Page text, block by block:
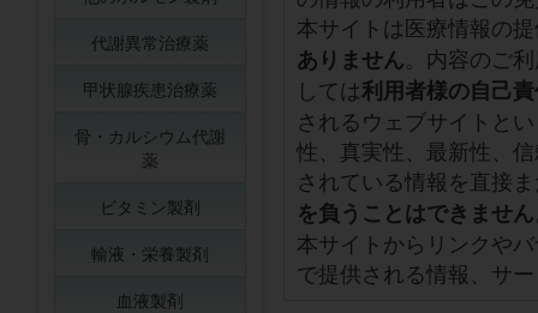
本サイトは医療情報の
ありません。内容のご
しては利用者様の自己
されるウェブサイトと
性、真実性、最新性、
されている情報を直接
を負うことはできません
本サイトからリンクや
で提供される情報、サ
代謝異常治療薬
甲状腺疾患治療薬
骨・カルシウム代謝
薬
ビタミン製剤
輸液・栄養製剤
血液製剤